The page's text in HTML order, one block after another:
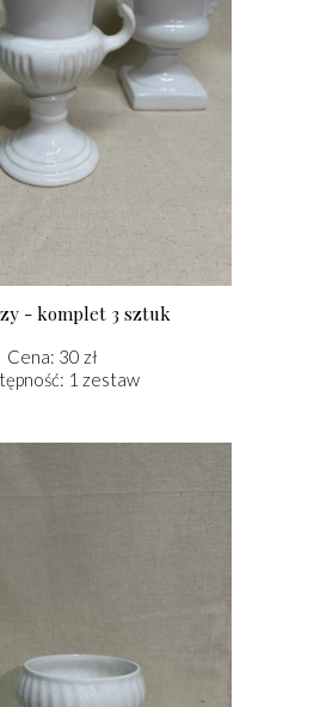
- komplet 3 sztuk
Cena: 30 zł
1 zestaw